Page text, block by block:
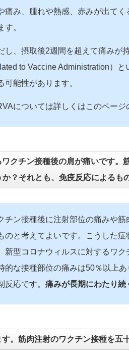
痛み、腫れや熱感、赤みが出て
す。
し、摂取後2週間を超えて痛みが
to Vaccine Administration）
可能性があります。
については詳しくはこのページ
ワクチン接種後の肩が痛いです
？それとも、免疫反応によるも
チン接種後に注射部位の痛みや
のと考えてよいです。こうした
新型コロナウィルスに対するワ
的な接種部位の痛みは50％以上
反応です。 痛みが長期にわたり続
す。筋肉注射のワクチン接種を五